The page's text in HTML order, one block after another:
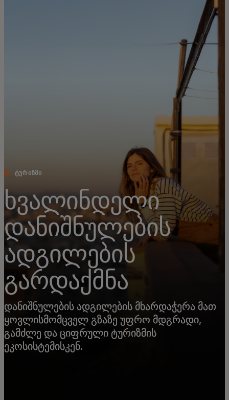
სიახლეები და ტენდენციები
ᲢᲣᲠᲘᲖᲛᲘ
ხვალინდელი
დანიშნულების
ადგილების
გარდაქმნა
დანიშნულების ადგილების მხარდაჭერა მათ
ყოვლისმომცველ გზაზე უფრო მდგრადი,
გამძლე და ციფრული ტურიზმის
ეკოსისტემისკენ.